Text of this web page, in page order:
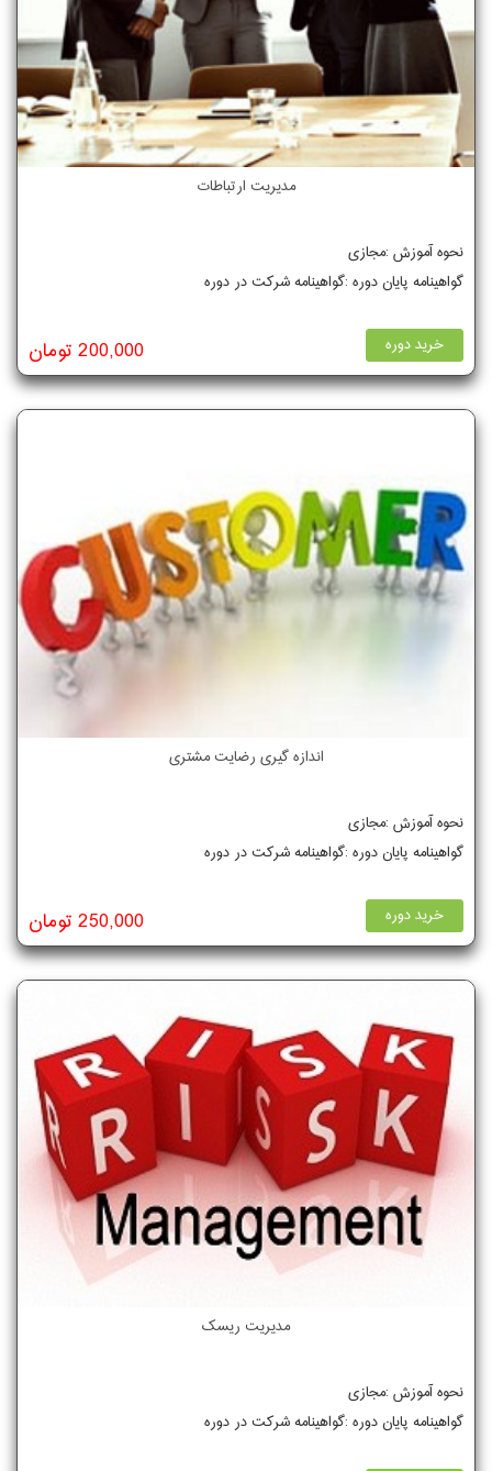
مدیریت ارتباطات
نحوه آموزش :مجازی
گواهینامه پایان دوره :گواهینامه شرکت در دوره
خرید دوره 200,000 تومان
اندازه گیری رضایت مشتری
نحوه آموزش :مجازی
گواهینامه پایان دوره :گواهینامه شرکت در دوره
خرید دوره 250,000 تومان
مدیریت ریسک
نحوه آموزش :مجازی
گواهینامه پایان دوره :گواهینامه شرکت در دوره